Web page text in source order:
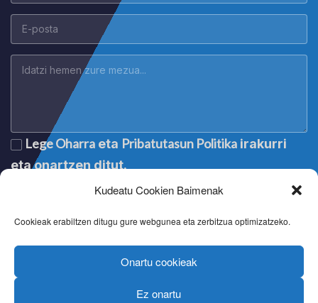
Kudeatu Cookien Baimenak
Cookieak erabiltzen ditugu gure webgunea eta zerbitzua optimizatzeko.
Onartu cookieak
Ez onartu
Lege Oharra eta Pribatutasun Politika irakurri
eta onartzen ditut.